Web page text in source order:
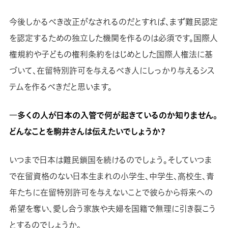
今後しかるべき改正がなされるのだとすれば、まず難民認定
を認定するための独立した機関を作るのは必須です。国際人
権規約や子どもの権利条約をはじめとした国際人権法に基
づいて、在留特別許可を与えるべき人にしっかり与えるシス
テムを作るべきだと思います。
―多くの人が日本の入管で何が起きているのか知りません。
どんなことを駒井さんは伝えたいでしょうか？
いつまで日本は難民鎖国を続けるのでしょう。そしていつま
で在留資格のない日本生まれの小学生、中学生、高校生、青
年たちに在留特別許可を与えないことで彼らから将来への
希望を奪い、愛し合う家族や夫婦を国籍で無理に引き裂こう
とするのでしょうか。